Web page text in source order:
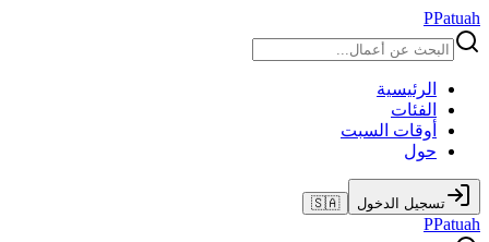
PPatuah
الرئيسية
الفئات
أوقات السبت
حول
تسجيل الدخول 🇸🇦
PPatuah